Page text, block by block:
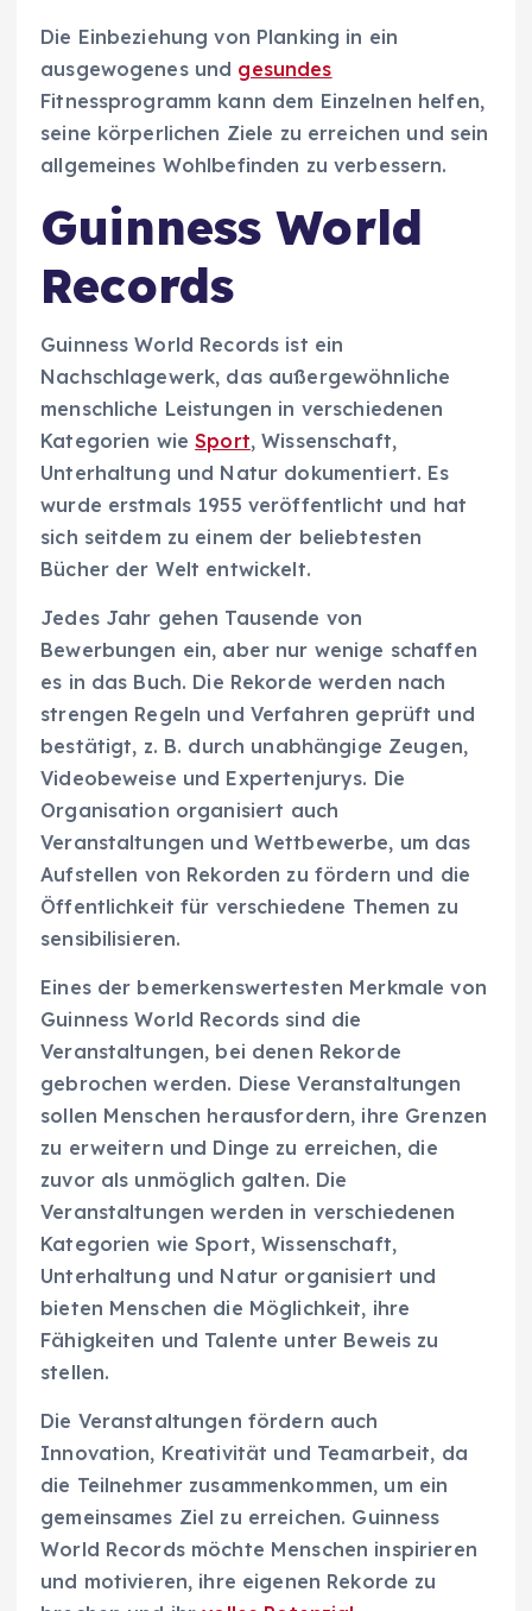
Die Einbeziehung von Planking in ein
ausgewogenes und gesundes
Fitnessprogramm kann dem Einzelnen helfen,
seine körperlichen Ziele zu erreichen und sein
allgemeines Wohlbefinden zu verbessern.
Guinness World
Records
Guinness World Records ist ein
Nachschlagewerk, das außergewöhnliche
menschliche Leistungen in verschiedenen
Kategorien wieSport, Wissenschaft,
Unterhaltung und Natur dokumentiert. Es
wurde erstmals 1955 veröffentlicht und hat
sich seitdem zu einem der beliebtesten
Bücher der Welt entwickelt.
Jedes Jahr gehen Tausende von
Bewerbungen ein, aber nur wenige schaffen
es in das Buch. Die Rekorde werden nach
strengen Regeln und Verfahren geprüft und
bestätigt, z. B. durch unabhängige Zeugen,
Videobeweise und Expertenjurys. Die
Organisation organisiert auch
Veranstaltungen und Wettbewerbe, um das
Aufstellen von Rekorden zu fördern und die
Öffentlichkeit für verschiedene Themen zu
sensibilisieren.
Eines der bemerkenswertesten Merkmale von
Guinness World Records sind die
Veranstaltungen, bei denen Rekorde
gebrochen werden. Diese Veranstaltungen
sollen Menschen herausfordern, ihre Grenzen
zu erweitern und Dinge zu erreichen, die
zuvor als unmöglich galten. Die
Veranstaltungen werden in verschiedenen
Kategorien wie Sport, Wissenschaft,
Unterhaltung und Natur organisiert und
bieten Menschen die Möglichkeit, ihre
Fähigkeiten und Talente unter Beweis zu
stellen.
Die Veranstaltungen fördern auch
Innovation, Kreativität und Teamarbeit, da
die Teilnehmer zusammenkommen, um ein
gemeinsames Ziel zu erreichen. Guinness
World Records möchte Menschen inspirieren
und motivieren, ihre eigenen Rekorde zu